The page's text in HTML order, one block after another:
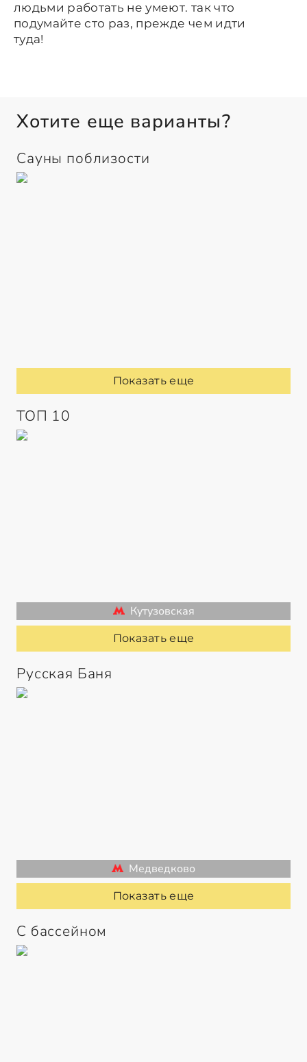
людьми работать не умеют. так что
подумайте сто раз, прежде чем идти
туда!
Хотите еще варианты?
Сауны поблизости
Показать еще
ТОП 10
Кутузовская
Показать еще
Русская Баня
Медведково
Показать еще
С бассейном